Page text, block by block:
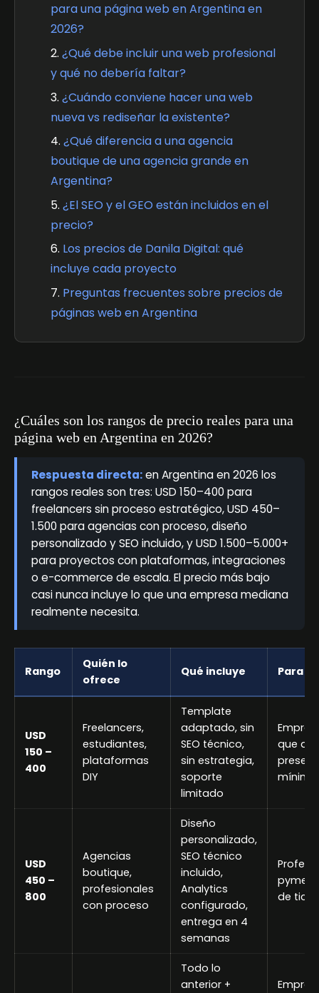
para una página web en Argentina en
2026?
¿Qué debe incluir una web profesional
y qué no debería faltar?
¿Cuándo conviene hacer una web
nueva vs rediseñar la existente?
¿Qué diferencia a una agencia
boutique de una agencia grande en
Argentina?
¿El SEO y el GEO están incluidos en el
precio?
Los precios de Danila Digital: qué
incluye cada proyecto
Preguntas frecuentes sobre precios de
páginas web en Argentina
¿Cuáles son los rangos de precio reales para una
página web en Argentina en 2026?
Respuesta directa:en Argentina en 2026 los
rangos reales son tres: USD 150–400 para
freelancers sin proceso estratégico, USD 450–
1.500 para agencias con proceso, diseño
personalizado y SEO incluido, y USD 1.500–5.000+
para proyectos con plataformas, integraciones
o e-commerce de escala. El precio más bajo
casi nunca incluye lo que una empresa mediana
realmente necesita.
Rango
Quién lo
ofrece
Qué incluye Para
USD
150 –
400
Freelancers,
estudiantes,
plataformas
DIY
Template
adaptado, sin
SEO técnico,
sin estrategia,
soporte
limitado
que
mínima
USD
450 –
800
Agencias
boutique,
profesionales
con proceso
Diseño
personalizado,
SEO técnico
incluido,
Analytics
configurado,
entrega en 4
semanas
pymes,
de
Todo lo
anterior +